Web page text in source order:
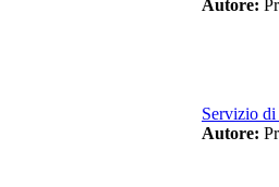
Autore:
Servizio
Autore: